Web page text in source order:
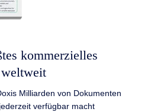
kommerzielles
Milliarden von Dokumenten
verfügbar macht